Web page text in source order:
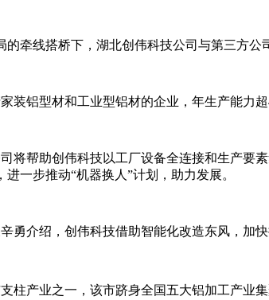
的牵线搭桥下，湖北创伟科技公司与第三方公
装铝型材和工业型铝材的企业，年生产能力
将帮助创伟科技以工厂设备全连接和生产要
进一步推动“机器换人”计划，助力发展。
勇介绍，创伟科技借助智能化改造东风，加
柱产业之一，该市跻身全国五大铝加工产业